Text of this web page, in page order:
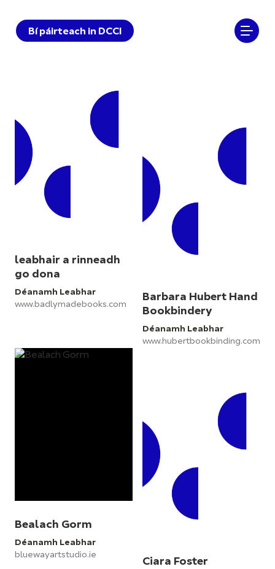
Bí páirteach in DCCI
leabhair a rinneadh
go dona
Déanamh Leabhar
www.badlymadebooks.com
Barbara Hubert Hand
Bookbindery
Déanamh Leabhar
www.hubertbookbinding.com
Bealach Gorm
Déanamh Leabhar
bluewayartstudio.ie
Ciara Foster